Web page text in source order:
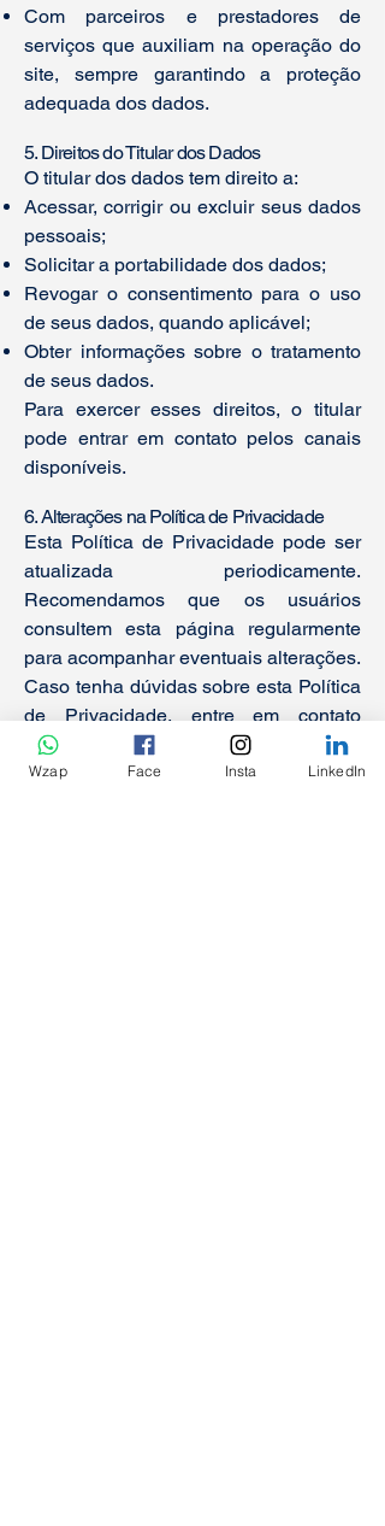
Com parceiros e prestadores de
serviços que auxiliam na operação do
site, sempre garantindo a proteção
adequada dos dados.
5. Direitos do Titular dos Dados
O titular dos dados tem direito a:
Acessar, corrigir ou excluir seus dados
pessoais;
Solicitar a portabilidade dos dados;
Revogar o consentimento para o uso
de seus dados, quando aplicável;
Obter informações sobre o tratamento
de seus dados.
Para exercer esses direitos, o titular
pode entrar em contato pelos canais
disponíveis.
6. Alterações na Política de Privacidade
Esta Política de Privacidade pode ser
atualizada periodicamente.
Recomendamos que os usuários
consultem esta página regularmente
para acompanhar eventuais alterações.
Caso tenha dúvidas sobre esta Política
de Privacidade, entre em contato
conosco.
Wzap Face Insta LinkedIn